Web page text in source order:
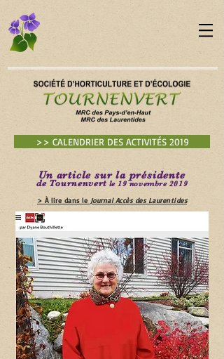
>> CALENDRIER DES ACTIVITÉS 2019
Un article sur la présidente
de Tournenvert le 19 novembre 2019
> À lire dans le Journal Accès des Laurentides